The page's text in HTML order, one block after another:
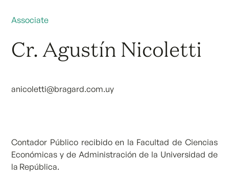
Associate
Cr. Agustín Nicoletti
anicoletti@bragard.com.uy
Contador Público recibido en la Facultad de Ciencias
Económicas y de Administración de la Universidad de
la República.